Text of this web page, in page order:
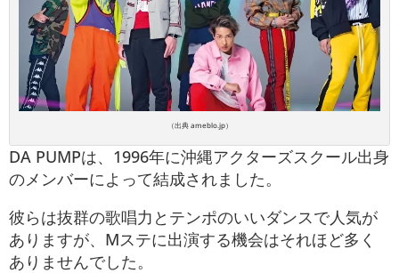
（出典 ameblo.jp）
DA PUMPは、1996年に沖縄アクターズスクール出身
のメンバーによって結成されました。
彼らは抜群の歌唱力とテンポのいいダンスで人気が
ありますが、Mステに出演する機会はそれほど多く
ありませんでした。